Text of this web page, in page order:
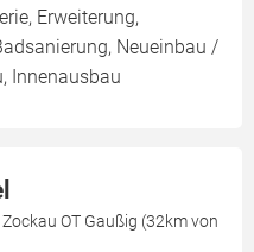
Erweiterung,
Neueinbau /
Innenausbau
OT Gaußig (32km von